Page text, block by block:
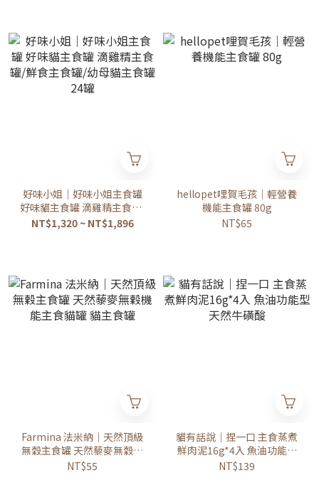
好味小姐｜好味小姐主食罐
好味貓主食罐 滴雞精主食罐/
鮮食主食罐/幼母貓主食罐
NT$1,320 ~ NT$1,896
hellopet哩賀毛孩｜輕營養
機能主食罐 80g
NT$65
Farmina 法米納｜天然頂級
無穀主食罐 天然藜麥無穀機
能主食貓罐 貓主食罐
NT$55
貓有話說｜捏一口 主食蒸煮
鮮肉泥16g*4入 魚油功能型
天然牛磺酸
NT$139